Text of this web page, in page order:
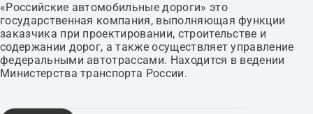
«Российские автомобильные дороги» это
государственная компания, выполняющая функции
заказчика при проектировании, строительстве и
содержании дорог, а также осуществляет управление
федеральными автотрассами. Находится в ведении
Министерства транспорта России.